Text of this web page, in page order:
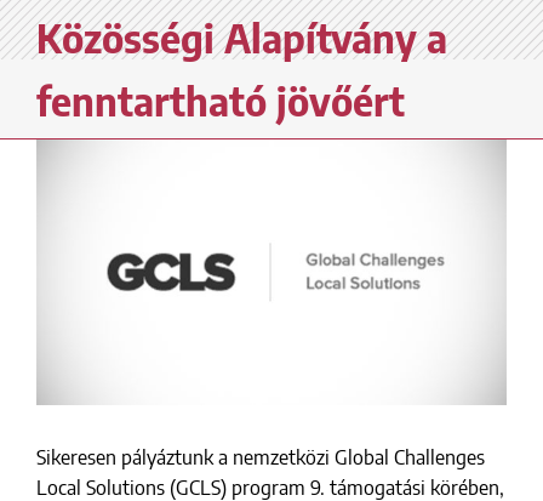
Közösségi Alapítvány a
fenntartható jövőért
Sikeresen pályáztunk a nemzetközi Global Challenges
Local Solutions (GCLS) program 9. támogatási körében,